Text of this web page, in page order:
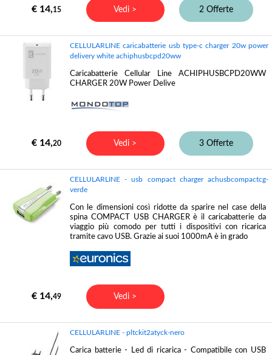
€ 14,15 Vedi > 2 Offerte
CELLULARLINE caricabatterie usb type-c charger 20w power
delivery white achiphusbcpd20ww
Caricabatterie Cellular Line ACHIPHUSBCPD20WW
CHARGER 20W Power Delive
€ 14,20 Vedi > 3 Offerte
CELLULARLINE - usb compact charger achusbcompactcg-
verde
Con le dimensioni così ridotte da sparire nel case della
spina COMPACT USB CHARGER è il caricabatterie da
viaggio più comodo per tutti i dispositivi con ricarica
tramite cavo USB. Grazie ai suoi 1000mA è in grado
€ 14,49 Vedi >
CELLULARLINE - pltckit2atyck-nero
Carica batterie - Led di ricarica - Compatibile con USB